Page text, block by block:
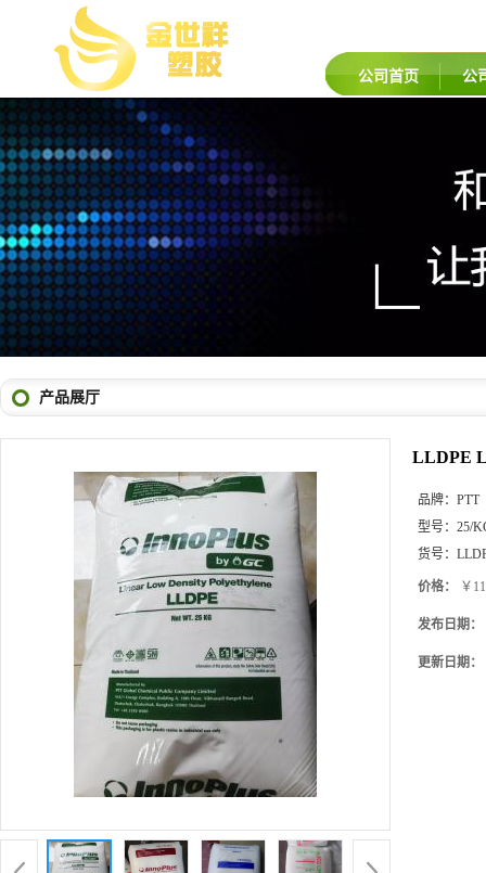
公司首页 公
产品展厅
LLDPE
品牌：PTT
价格：
发布日期：
更新日期：